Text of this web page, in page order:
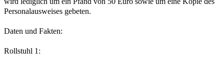
Personalausweises gebeten.
Daten und Fakten:
Rollstuhl 1: